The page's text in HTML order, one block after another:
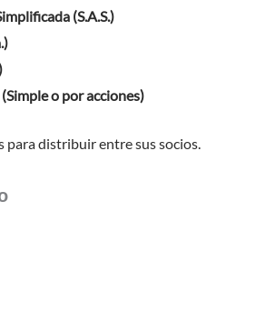
(S.A.S.)
o por acciones)
para distribuir entre sus socios.